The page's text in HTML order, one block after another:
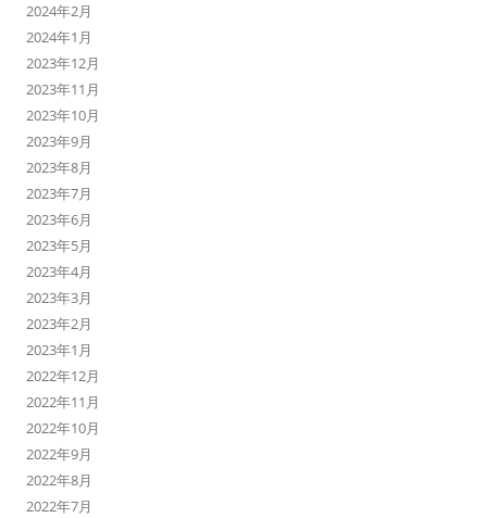
2024年2月
2024年1月
2023年12月
2023年11月
2023年10月
2023年9月
2023年8月
2023年7月
2023年6月
2023年5月
2023年4月
2023年3月
2023年2月
2023年1月
2022年12月
2022年11月
2022年10月
2022年9月
2022年8月
2022年7月